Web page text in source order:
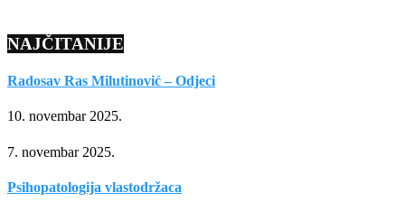
NAJČITANIJE
Radosav Ras Milutinović – Odjeci
10. novembar 2025.
7. novembar 2025.
Psihopatologija vlastodržaca